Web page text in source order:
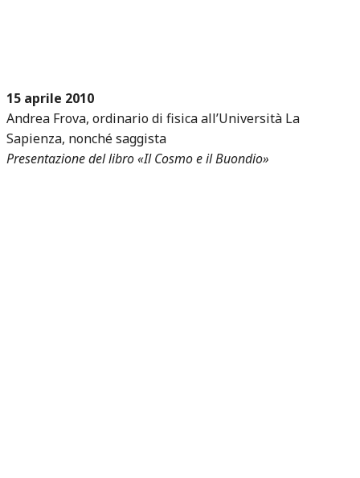
15 aprile 2010
Andrea Frova, ordinario di fisica all’Università La
Sapienza, nonché saggista
Presentazione del libro «Il Cosmo e il Buondio»